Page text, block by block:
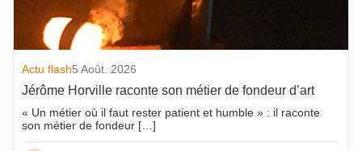
Actu flash5 Août. 2026
Jérôme Horville raconte son métier de fondeur d’art
« Un métier où il faut rester patient et humble » : il raconte
son métier de fondeur […]